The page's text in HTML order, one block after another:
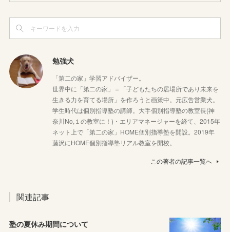
勉強犬
「第二の家」学習アドバイザー。
世界中に「第二の家」＝「子どもたちの居場所であり未来を
生きる力を育てる場所」を作ろうと画策中。元広告営業犬。
学生時代は個別指導塾の講師。大手個別指導塾の教室長(神
奈川No,１の教室に！)・エリアマネージャーを経て、2015年
ネット上で「第二の家」HOME個別指導塾を開設。2019年
藤沢にHOME個別指導塾リアル教室を開校。
この著者の記事一覧へ
関連記事
塾の夏休み期間について